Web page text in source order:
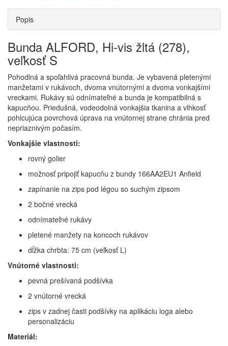
Popis
Bunda ALFORD, Hi-vis žltá (278),
veľkosť S
Pohodlná a spoľahlivá pracovná bunda. Je vybavená pletenými
manžetami v rukávoch, dvoma vnútornými a dvoma vonkajšími
vreckami. Rukávy sú odnímateľné a bunda je kompatibilná s
kapucňou. Priedušná, vodeodolná vonkajšia tkanina a vlhkosť
pohlcujúca povrchová úprava na vnútornej strane chránia pred
nepriaznivým počasím.
Vonkajšie vlastnosti:
rovný golier
možnosť pripojiť kapucňu z bundy 166AA2EU1 Anfield
zapínanie na zips pod légou so suchým zipsom
2 bočné vrecká
odnímateľné rukávy
pletené manžety na koncoch rukávov
dĺžka chrbta: 75 cm (veľkosť L)
Vnútorné vlastnosti:
pevná prešívaná podšívka
2 vnútorné vrecká
zips v zadnej časti podšívky na aplikáciu loga alebo
personalizáciu
Materiál: